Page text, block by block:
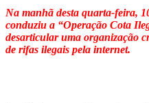
Telegram
Na manhã desta quarta-feira,
conduziu a “Operação Cota
desarticular uma organização
de rifas ilegais pela internet.